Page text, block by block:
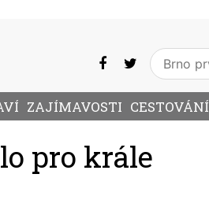
ZAJÍMAVOSTI CESTOVÁNÍ
pro krále